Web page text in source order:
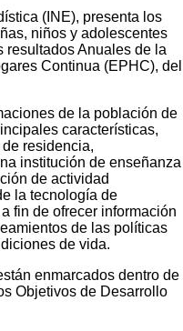
(INE), presenta los
niños y adolescentes
resultados Anuales de la
Continua (EPHC), del
de la población de
características,
residencia,
institución de enseñanza
de actividad
la tecnología de
fin de ofrecer información
de las políticas
de vida.
enmarcados dentro de
Objetivos de Desarrollo